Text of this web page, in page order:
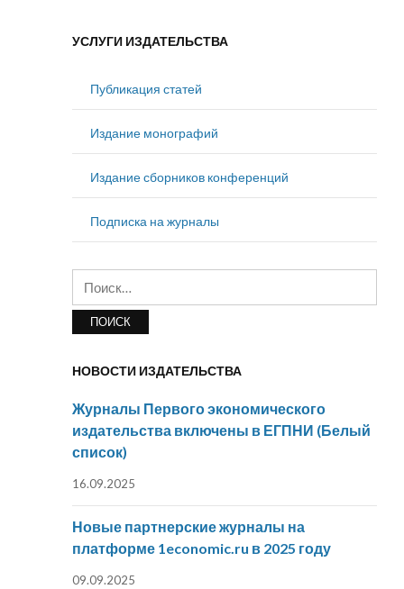
УСЛУГИ ИЗДАТЕЛЬСТВА
Публикация статей
Издание монографий
Издание сборников конференций
Подписка на журналы
НОВОСТИ ИЗДАТЕЛЬСТВА
Журналы Первого экономического
издательства включены в ЕГПНИ (Белый
список)
16.09.2025
Новые партнерские журналы на
платформе 1economic.ru в 2025 году
09.09.2025